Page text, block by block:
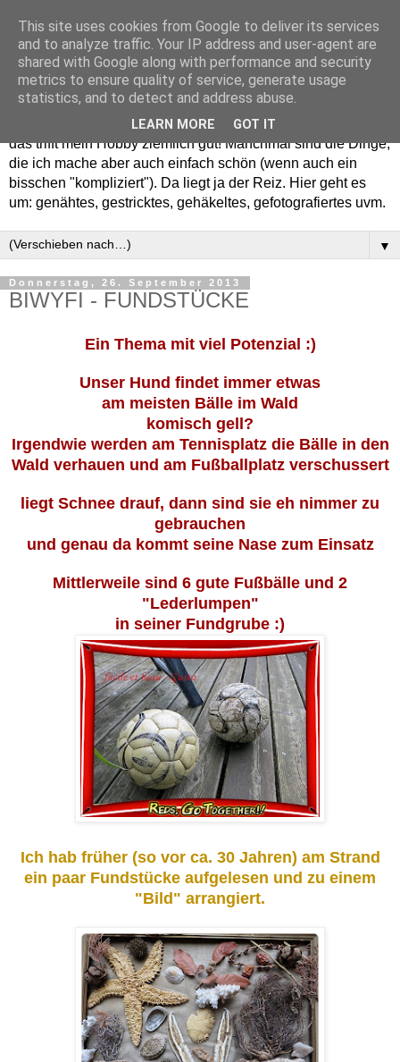
Willkommen in meinem "Wohnzimmer". Einfach und schön -
das trifft mein Hobby ziemlich gut! Manchmal sind die Dinge,
die ich mache aber auch einfach schön (wenn auch ein
bisschen "kompliziert"). Da liegt ja der Reiz. Hier geht es
um: genähtes, gestricktes, gehäkeltes, gefotografiertes uvm.
▼
Donnerstag, 26. September 2013
BIWYFI - FUNDSTÜCKE
Ein Thema mit viel Potenzial :)
Unser Hund findet immer etwas
am meisten Bälle im Wald
komisch gell?
Irgendwie werden am Tennisplatz die Bälle in den
Wald verhauen und am Fußballplatz verschussert
liegt Schnee drauf, dann sind sie eh nimmer zu
gebrauchen
und genau da kommt seine Nase zum Einsatz
Mittlerweile sind 6 gute Fußbälle und 2
"Lederlumpen"
in seiner Fundgrube :)
Ich hab früher (so vor ca. 30 Jahren) am Strand
ein paar Fundstücke aufgelesen und zu einem
"Bild" arrangiert.
This site uses cookies from Google to deliver its services
and to analyze traffic. Your IP address and user-agent are
shared with Google along with performance and security
metrics to ensure quality of service, generate usage
statistics, and to detect and address abuse.
LEARN MORE GOT IT